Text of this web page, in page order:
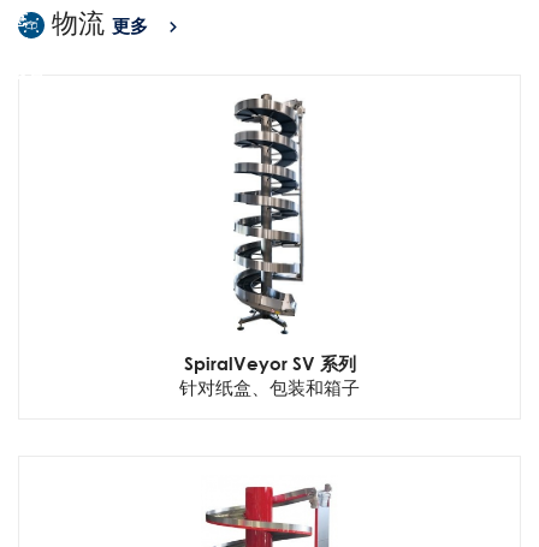
意
物流 更多
SpiralVeyor SV 系列
针对纸盒、包装和箱子